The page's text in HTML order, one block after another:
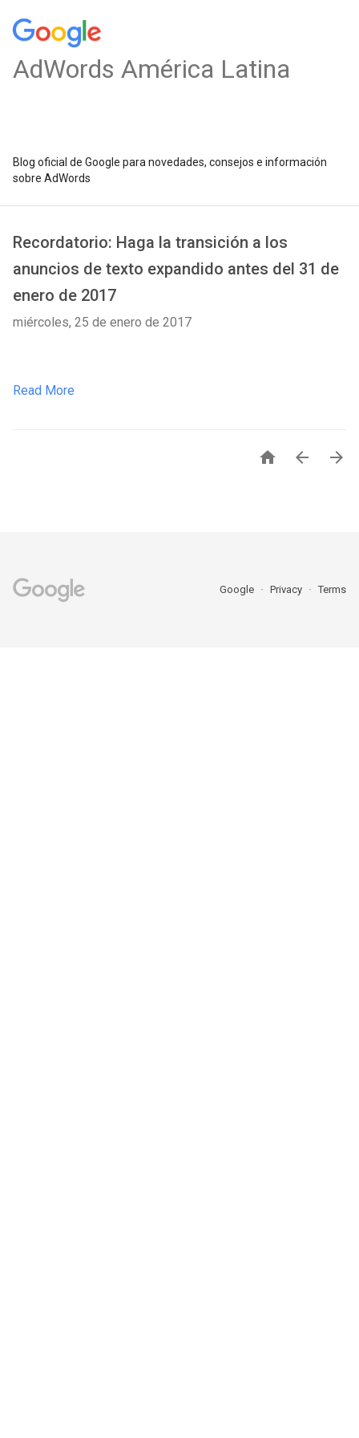
AdWords América Latina
Blog oficial de Google para novedades, consejos e información
sobre AdWords
Recordatorio: Haga la transición a los
anuncios de texto expandido antes del 31 de
enero de 2017
miércoles, 25 de enero de 2017
Read More
  
Google Privacy Terms